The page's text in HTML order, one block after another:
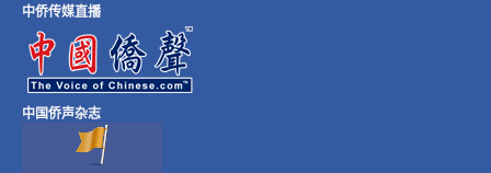
中侨传媒直播
中国侨声杂志